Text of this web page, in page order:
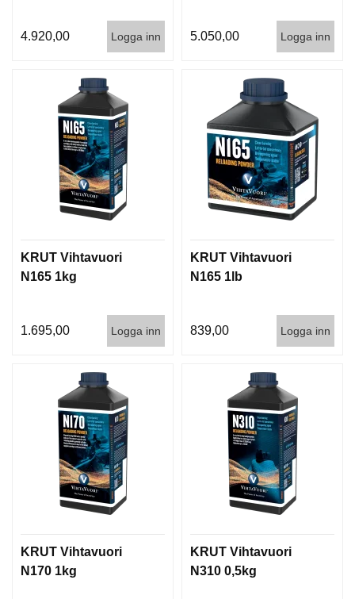
4.920,00 Logga inn 5.050,00 Logga inn
KRUT Vihtavuori
N165 1kg
1.695,00 Logga inn
KRUT Vihtavuori
N165 1lb
839,00 Logga inn
KRUT Vihtavuori
N170 1kg
KRUT Vihtavuori
N310 0,5kg